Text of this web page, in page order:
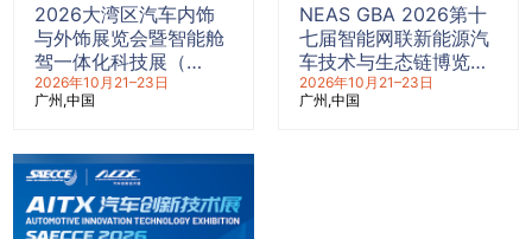
2026大湾区汽车内饰
与外饰展览会暨智能舱
驾一体化科技展（
CIAIE 2026 ）
2026年10月21–23日
广州 中国
NEAS GBA 2026第十
七届智能网联新能源汽
车技术与生态链博览会
（大湾区）
2026年10月21–23日
广州 中国